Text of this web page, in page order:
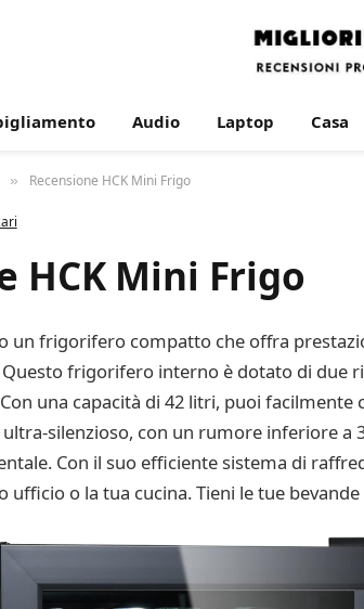
Audio Laptop Casa
» Recensione HCK Mini Frigo
HCK Mini Frigo
un frigorifero compatto che offra
Questo frigorifero interno è dotato di
una capacità di 42 litri, puoi
silenzioso, con un rumore inferiore a
Con il suo efficiente sistema di
ufficio o la tua cucina. Tieni le tue